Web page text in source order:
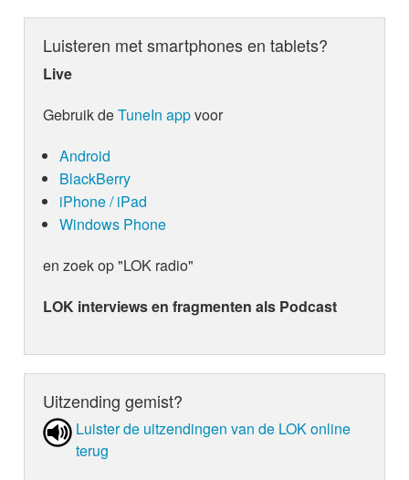
Luisteren met smartphones en tablets?
Live
Gebruik deTuneIn appvoor
Android
BlackBerry
iPhone / iPad
Windows Phone
en zoek op "LOK radio"
LOK interviews en fragmenten als Podcast
Uitzending gemist?
Luister de uit­zen­din­gen van de LOK online
terug